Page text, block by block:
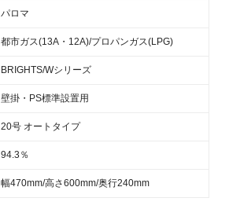
パロマ
都市ガス(13A・12A)/プロパンガス(LPG)
BRIGHTS/Wシリーズ
壁掛・PS標準設置用
20号 オートタイプ
94.3％
幅470mm/高さ600mm/奥行240mm